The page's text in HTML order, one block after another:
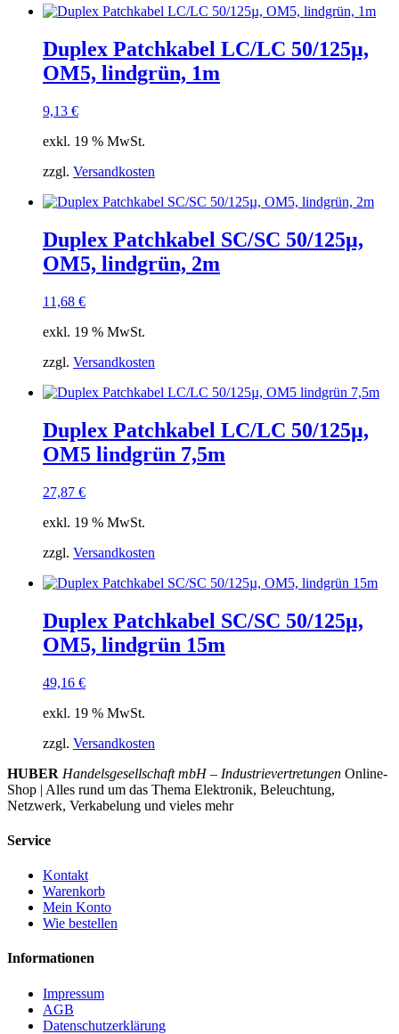
Duplex Patchkabel LC/LC 50/125µ,
OM5, lindgrün, 1m
9,13 €
exkl. 19 % MwSt.
zzgl. Versandkosten
Duplex Patchkabel SC/SC 50/125µ,
OM5, lindgrün, 2m
11,68 €
exkl. 19 % MwSt.
zzgl. Versandkosten
Duplex Patchkabel LC/LC 50/125µ,
OM5 lindgrün 7,5m
27,87 €
exkl. 19 % MwSt.
zzgl. Versandkosten
Duplex Patchkabel SC/SC 50/125µ,
OM5, lindgrün 15m
49,16 €
exkl. 19 % MwSt.
zzgl. Versandkosten
HUBER Handelsgesellschaft mbH – Industrievertretungen Online-
Shop | Alles rund um das Thema Elektronik, Beleuchtung,
Netzwerk, Verkabelung und vieles mehr
Service
Kontakt
Warenkorb
Mein Konto
Wie bestellen
Informationen
Impressum
AGB
Datenschutzerklärung